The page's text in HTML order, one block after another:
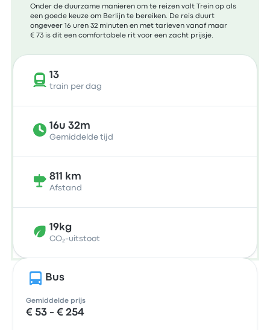
Onder de duurzame manieren om te reizen valt Trein op als
een goede keuze om Berlijn te bereiken. De reis duurt
ongeveer 16 uren 32 minuten en met tarieven vanaf maar
€ 73 is dit een comfortabele rit voor een zacht prijsje.
13
train per dag
16u 32m
Gemiddelde tijd
811 km
Afstand
19kg
CO₂-uitstoot
Bus
Gemiddelde prijs
€ 53 - € 254